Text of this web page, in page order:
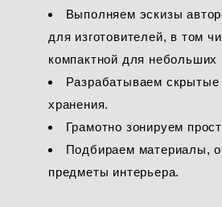
Выполняем эскизы
для изготовителей, в том
компактной для небольших
Разрабатываем
хранения.
Грамотно зонируем
Подбираем материалы,
предметы интерьера.